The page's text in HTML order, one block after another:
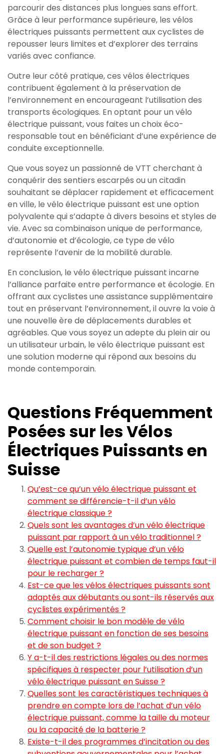
parcourir des distances plus longues sans effort.
Grâce à leur performance supérieure, les vélos
électriques puissants permettent aux cyclistes de
repousser leurs limites et d’explorer des terrains
variés avec confiance.
Outre leur côté pratique, ces vélos électriques
contribuent également à la préservation de
l’environnement en encourageant l’utilisation des
transports écologiques. En optant pour un vélo
électrique puissant, vous faites un choix éco-
responsable tout en bénéficiant d’une expérience de
conduite exceptionnelle.
Que vous soyez un passionné de VTT cherchant à
conquérir des sentiers escarpés ou un citadin
souhaitant se déplacer rapidement et efficacement
en ville, le vélo électrique puissant est une option
polyvalente qui s’adapte à divers besoins et styles de
vie. Avec sa combinaison unique de performance,
d’autonomie et d’écologie, ce type de vélo
représente l’avenir de la mobilité durable.
En conclusion, le vélo électrique puissant incarne
l’alliance parfaite entre performance et écologie. En
offrant aux cyclistes une assistance supplémentaire
tout en préservant l’environnement, il ouvre la voie à
une nouvelle ère de déplacements durables et
agréables. Que vous soyez un adepte du plein air ou
un utilisateur urbain, le vélo électrique puissant est
une solution moderne qui répond aux besoins du
monde contemporain.
Questions Fréquemment
Posées sur les Vélos
Électriques Puissants en
Suisse
Qu’est-ce qu’un vélo électrique puissant et
comment se différencie-t-il d’un vélo
électrique classique ?
Quels sont les avantages d’un vélo électrique
puissant par rapport à un vélo traditionnel ?
Quelle est l’autonomie typique d’un vélo
électrique puissant et combien de temps faut-il
pour le recharger ?
Est-ce que les vélos électriques puissants sont
adaptés aux débutants ou sont-ils réservés aux
cyclistes expérimentés ?
Comment choisir le bon modèle de vélo
électrique puissant en fonction de ses besoins
et de son budget ?
Y a-t-il des restrictions légales ou des normes
spécifiques à respecter pour l’utilisation d’un
vélo électrique puissant en Suisse ?
Quelles sont les caractéristiques techniques à
prendre en compte lors de l’achat d’un vélo
électrique puissant, comme la taille du moteur
ou la capacité de la batterie ?
Existe-t-il des programmes d’incitation ou des